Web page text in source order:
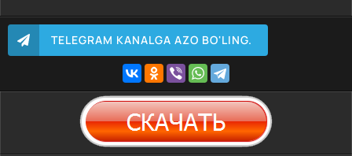
TELEGRAM KANALGA AZO BO'LING.